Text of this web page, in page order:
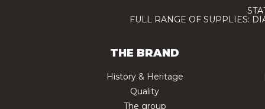
FULL RANGE OF SUPPLIES:
THE BRAND
History & Heritage
Quality
The group